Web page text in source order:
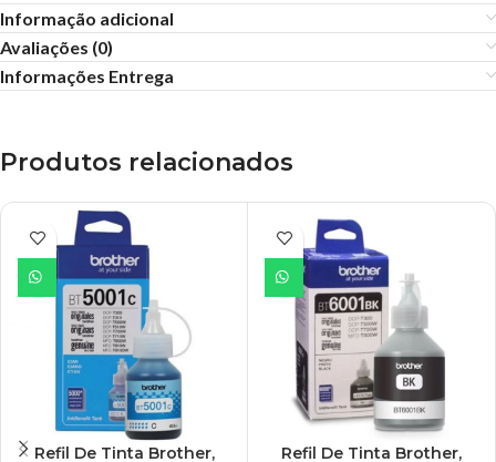
Informação adicional
Avaliações (0)
Informações Entrega
Produtos relacionados
Refil De Tinta Brother, Refil De Tinta Brother,